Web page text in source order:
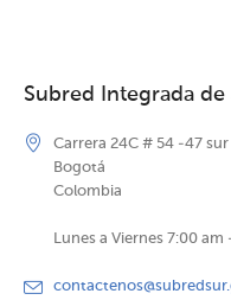
Subred Integrada de
Carrera 24C # 54 -47
Bogotá
Colombia
Lunes a Viernes 7:00 am